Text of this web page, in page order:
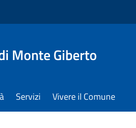
Monte Giberto
Servizi Vivere il Comune